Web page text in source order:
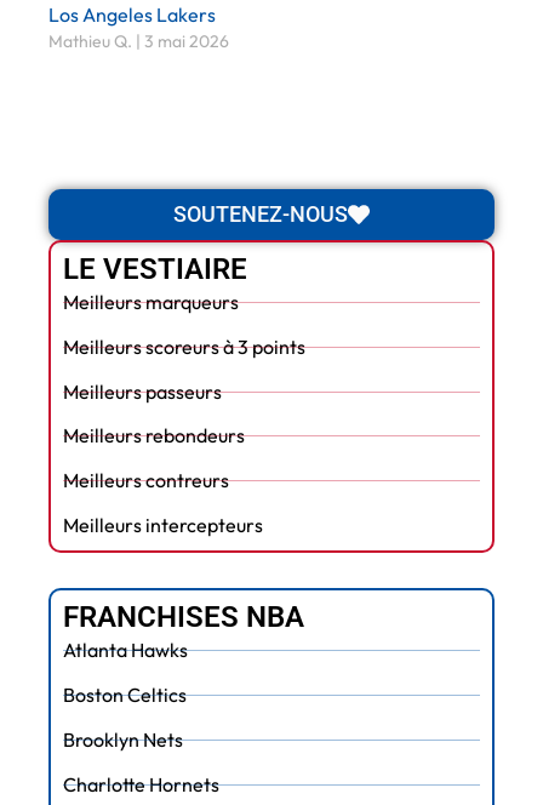
Los Angeles Lakers
Mathieu Q. 3 mai 2026
SOUTENEZ-NOUS
LE VESTIAIRE
Meilleurs marqueurs
Meilleurs scoreurs à 3 points
Meilleurs passeurs
Meilleurs rebondeurs
Meilleurs contreurs
Meilleurs intercepteurs
FRANCHISES NBA
Atlanta Hawks
Boston Celtics
Brooklyn Nets
Charlotte Hornets